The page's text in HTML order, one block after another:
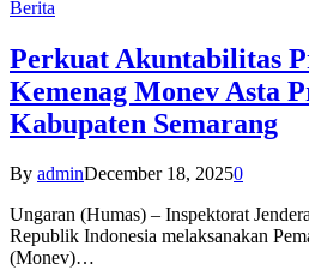
Berita
Perkuat Akuntabilitas
Kemenag Monev Asta
Kabupaten Semarang
By adminDecember 18, 20250
Ungaran (Humas) – Inspektorat
Republik Indonesia melaksanakan
(Monev)…